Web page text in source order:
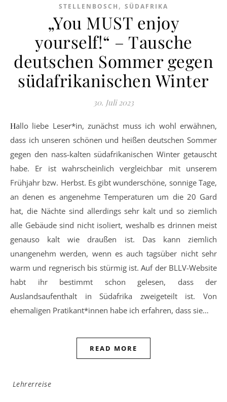
STELLENBOSCH , SÜDAFRIKA
„You MUST enjoy
yourself!“ – Tausche
deutschen Sommer gegen
südafrikanischen Winter
30. Juli 2023
Hallo liebe Leser*in, zunächst muss ich wohl erwähnen,
dass ich unseren schönen und heißen deutschen Sommer
gegen den nass-kalten südafrikanischen Winter getauscht
habe. Er ist wahrscheinlich vergleichbar mit unserem
Frühjahr bzw. Herbst. Es gibt wunderschöne, sonnige Tage,
an denen es angenehme Temperaturen um die 20 Gard
hat, die Nächte sind allerdings sehr kalt und so ziemlich
alle Gebäude sind nicht isoliert, weshalb es drinnen meist
genauso kalt wie draußen ist. Das kann ziemlich
unangenehm werden, wenn es auch tagsüber nicht sehr
warm und regnerisch bis stürmig ist. Auf der BLLV-Website
habt ihr bestimmt schon gelesen, dass der
Auslandsaufenthalt in Südafrika zweigeteilt ist. Von
ehemaligen Pratikant*innen habe ich erfahren, dass sie…
READ MORE
Lehrerreise